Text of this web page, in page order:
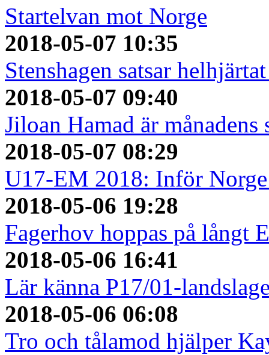
Startelvan mot Norge
2018-05-07 10:35
Stenshagen satsar
2018-05-07 09:40
Jiloan Hamad är månadens
2018-05-07 08:29
U17-EM 2018: Inför
2018-05-06 19:28
Fagerhov hoppas på långt
2018-05-06 16:41
Lär känna P17/01-
2018-05-06 06:08
Tro och tålamod hjälper